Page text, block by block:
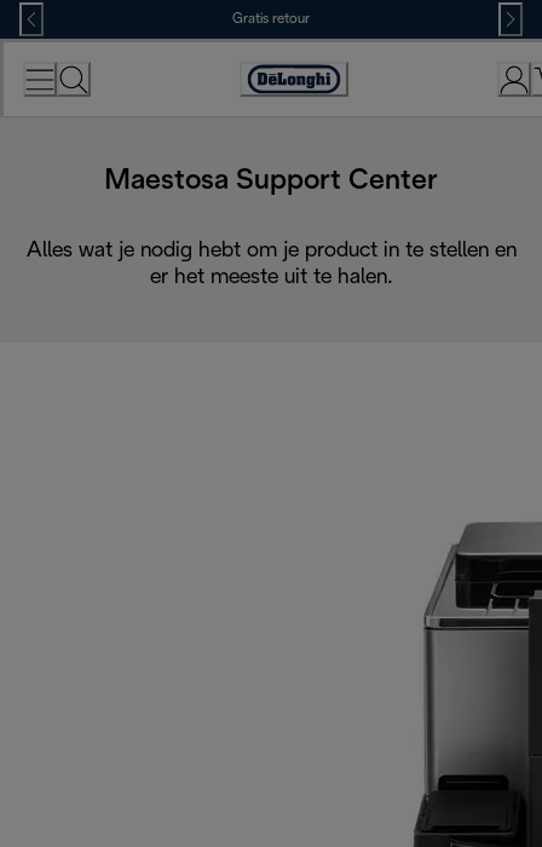
Skip
to
Content
Gratis retour
Accessibility
Maestosa Support Center
Alles wat je nodig hebt om je product in te stellen en
er het meeste uit te halen.